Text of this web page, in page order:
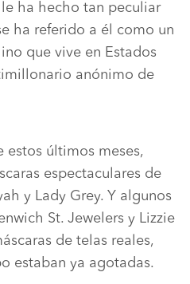
ha hecho tan peculiar
ha referido a él como un
que vive en Estados
anónimo de
estos últimos meses,
espectaculares de
y Lady Grey. Y algunos
St. Jewelers y Lizzie
de telas reales,
estaban ya agotadas.